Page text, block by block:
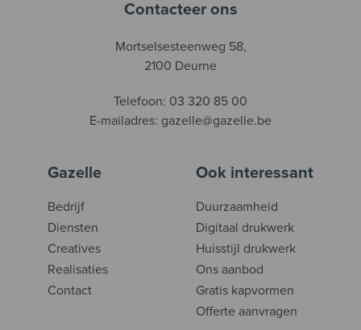
Contacteer ons
Mortselsesteenweg 58,
2100 Deurne
Telefoon: 03 320 85 00
E-mailadres: gazelle@gazelle.be
Gazelle
Bedrijf
Diensten
Creatives
Realisaties
Contact
Ook interessant
Duurzaamheid
Digitaal drukwerk
Huisstijl drukwerk
Ons aanbod
Gratis kapvormen
Offerte aanvragen